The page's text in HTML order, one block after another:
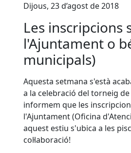
Dijous, 23 d’agost de 2018
Les inscripcions
l'Ajuntament o
municipals)
Aquesta setmana s'està
a la celebració del torneig
informem que les
l'Ajuntament (Oficina
aquest estiu s'ubica a les
col·laboració!